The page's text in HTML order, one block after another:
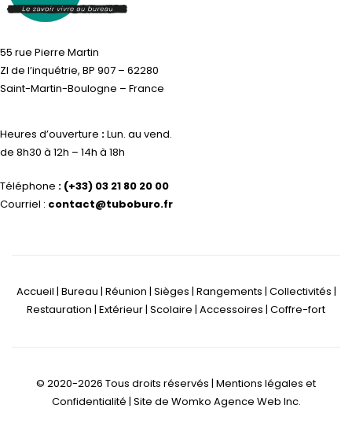
55 rue Pierre Martin
ZI de l’inquétrie, BP 907 – 62280
Saint-Martin-Boulogne – France
Heures d’ouverture :Lun. au vend.
de 8h30 à 12h – 14h à 18h
Téléphone : (+33) 03 21 80 20 00
Courriel : contact@tuboburo.fr
Accueil | Bureau | Réunion | Sièges | Rangements | Collectivités |
Restauration | Extérieur | Scolaire | Accessoires | Coffre-fort
© 2020-2026 Tous droits réservés | Mentions légales et
Confidentialité | Site de Womko Agence Web Inc.